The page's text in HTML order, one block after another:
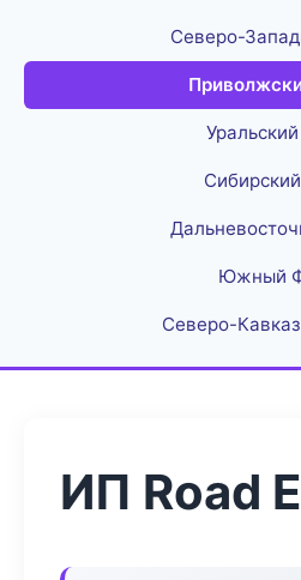
Северо-
Южный
Северо-
ИП Road